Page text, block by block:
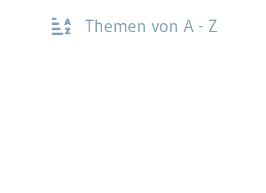
Themen von A - Z